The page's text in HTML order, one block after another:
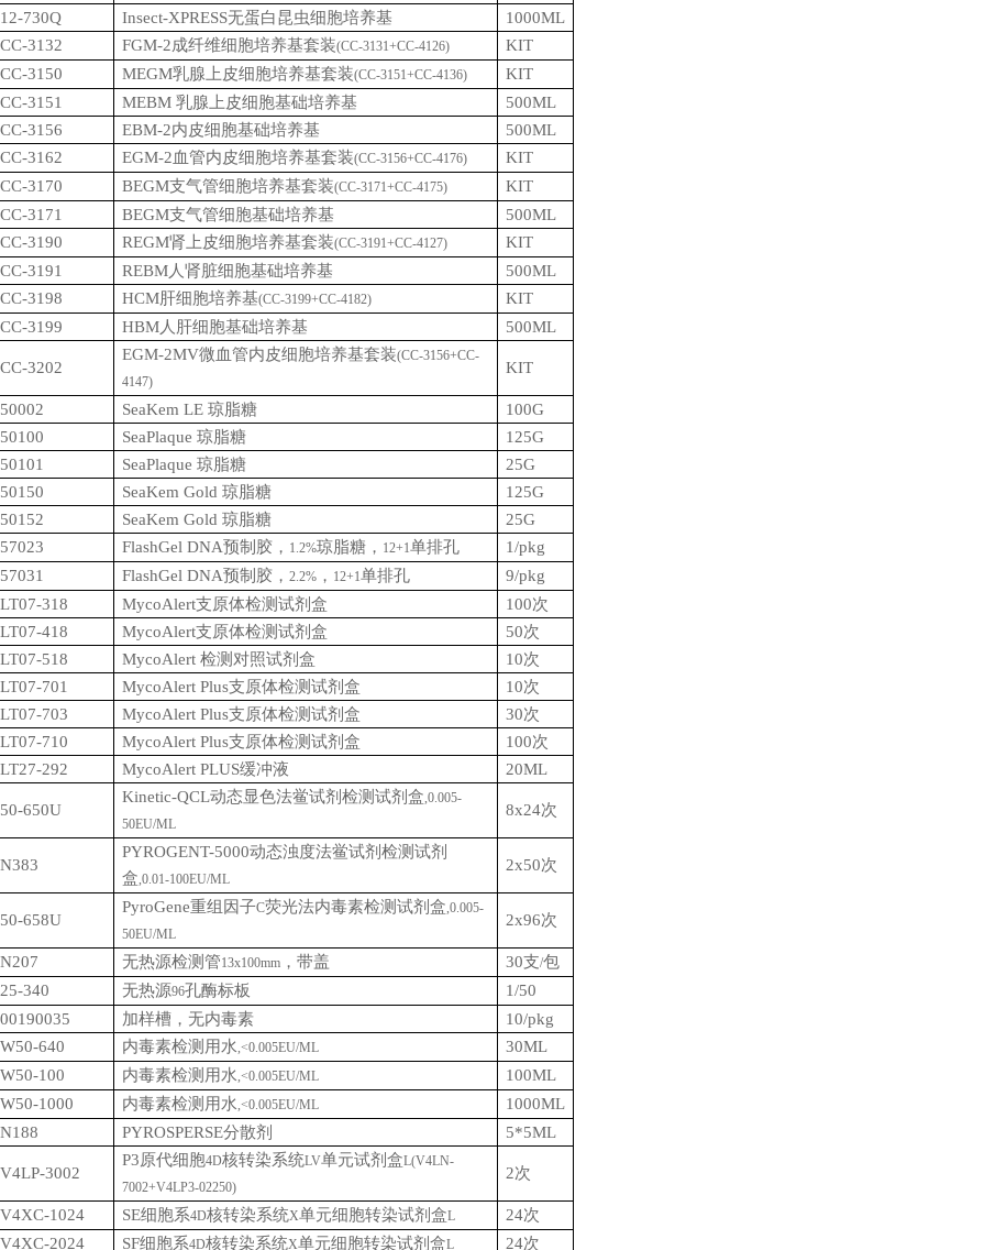
12-730Q
Insect-XPRESS无蛋白昆虫细胞培养基
1000ML
CC-3132
FGM-2成纤维细胞培养基套装(CC-3131+CC-4126)
KIT
CC-3150
MEGM乳腺上皮细胞培养基套装(CC-3151+CC-4136)
KIT
CC-3151
MEBM 乳腺上皮细胞基础培养基
500ML
CC-3156
EBM-2内皮细胞基础培养基
500ML
CC-3162
EGM-2血管内皮细胞培养基套装(CC-3156+CC-4176)
KIT
CC-3170
BEGM支气管细胞培养基套装(CC-3171+CC-4175)
KIT
CC-3171
BEGM支气管细胞基础培养基
500ML
CC-3190
REGM肾上皮细胞培养基套装(CC-3191+CC-4127)
KIT
CC-3191
REBM人肾脏细胞基础培养基
500ML
CC-3198
HCM肝细胞培养基(CC-3199+CC-4182)
KIT
CC-3199
HBM人肝细胞基础培养基 500ML
CC-3202
EGM-2MV微血管内皮细胞培养基套装(CC-3156+CC-
4147)
KIT
50002 SeaKem LE 琼脂糖
100G
50100
SeaPlaque 琼脂糖
125G
50101
SeaPlaque 琼脂糖
25G
50150
SeaKem Gold 琼脂糖
125G
50152
SeaKem Gold 琼脂糖
25G
57023
FlashGel DNA预制胶， 1.2%琼脂糖， 12+1单排孔
1/pkg
57031
FlashGel DNA预制胶， 2.2% ， 12+1单排孔
9/pkg
LT07-318
MycoAlert支原体检测试剂盒 100次
LT07-418
MycoAlert支原体检测试剂盒 50次
LT07-518
MycoAlert 检测对照试剂盒 10次
LT07-701
MycoAlert Plus支原体检测试剂盒 10次
LT07-703
MycoAlert Plus支原体检测试剂盒 30次
LT07-710
MycoAlert Plus支原体检测试剂盒 100次
LT27-292
MycoAlert PLUS缓冲液 20ML
50-650U
Kinetic-QCL动态显色法鲎试剂检测试剂盒,0.005-
50EU/ML
8x24次
N383
PYROGENT-5000动态浊度法鲎试剂检测试剂
盒,0.01-100EU/ML
2x50次
50-658U
PyroGene重组因子C荧光法内毒素检测试剂盒,0.005-
50EU/ML
2x96次
N207 无热源检测管13x100mm ，带盖 30支/包
25-340
无热源96孔酶标板
1/50
00190035
加样槽，无内毒素
10/pkg
W50-640
内毒素检测用水,<0.005EU/ML
30ML
W50-100
内毒素检测用水,<0.005EU/ML
100ML
W50-1000
内毒素检测用水,<0.005EU/ML
1000ML
N188
PYROSPERSE分散剂 5*5ML
V4LP-3002
P3原代细胞4D核转染系统LV单元试剂盒L(V4LN-
7002+V4LP3-02250)
2次
V4XC-1024 SE细胞系4D核转染系统X单元细胞转染试剂盒L 24次
V4XC-2024
SF细胞系4D核转染系统X单元细胞转染试剂盒L 24次